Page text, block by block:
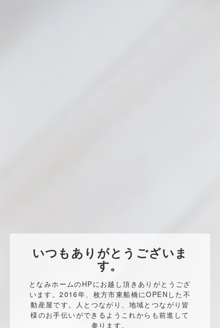
いつもありがとうございま
す。
となみホームのHPにお越し頂きありがとうござ
います。2016年、枚方市東船橋にOPENした不
動産屋です。
人とつながり、地域とつながり皆
様のお手伝いができるよう これからも前進して
参ります。